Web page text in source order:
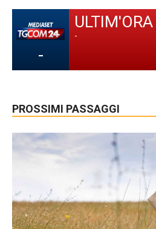
-
ULTIM'ORA
-
PROSSIMI PASSAGGI